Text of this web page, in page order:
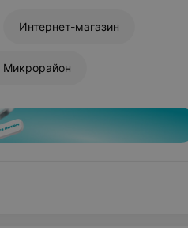
Интернет-магазин
Микрорайон